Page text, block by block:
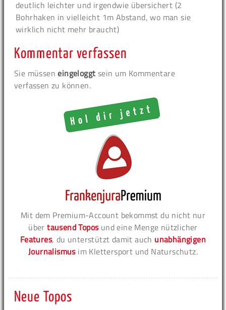
deutlich leichter und irgendwie übersichert (2
Bohrhaken in vielleicht 1m Abstand, wo man sie
wirklich nicht mehr braucht)
Kommentar verfassen
Sie müsseneingeloggt sein um Kommentare
verfassen zu können.
Mit dem Premium-Account bekommst du nicht nur
übertausend Toposund eine Menge nützlicher
Features, du unterstützt damit auch unabhängigen
Journalismusim Klettersport und Naturschutz.
Neue Topos